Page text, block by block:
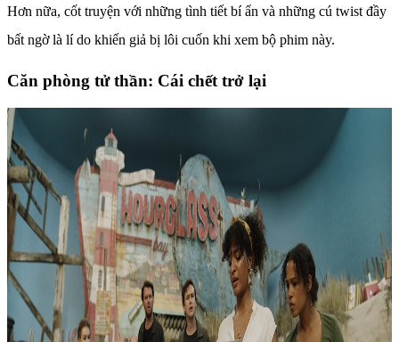
Hơn nữa, cốt truyện với những tình tiết bí ẩn và những cú twist đầy
bất ngờ là lí do khiến giả bị lôi cuốn khi xem bộ phim này.
Căn phòng tử thần: Cái chết trở lại